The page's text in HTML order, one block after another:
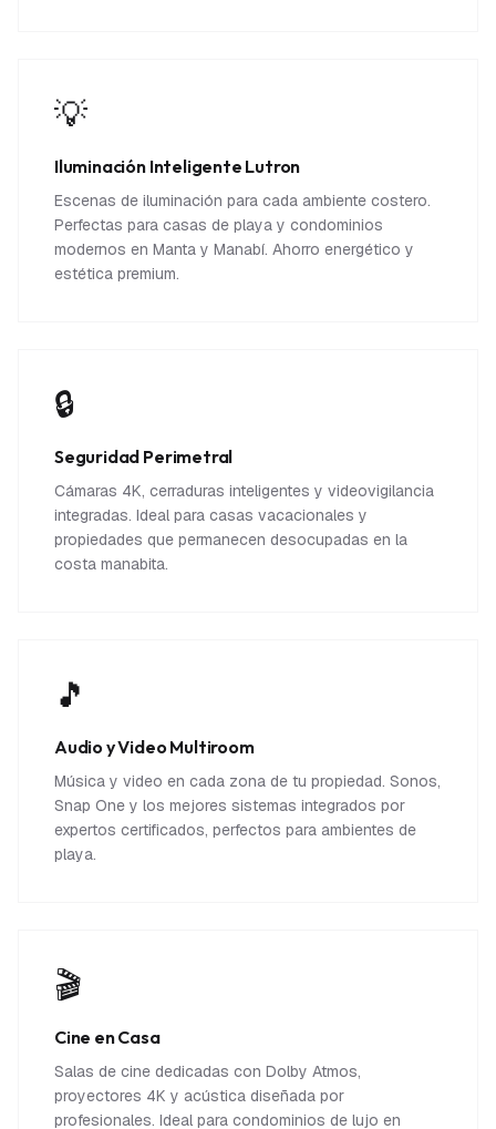
💡
Iluminación Inteligente Lutron
Escenas de iluminación para cada ambiente costero.
Perfectas para casas de playa y condominios
modernos en Manta y Manabí. Ahorro energético y
estética premium.
🔒
Seguridad Perimetral
Cámaras 4K, cerraduras inteligentes y videovigilancia
integradas. Ideal para casas vacacionales y
propiedades que permanecen desocupadas en la
costa manabita.
🎵
Audio y Video Multiroom
Música y video en cada zona de tu propiedad. Sonos,
Snap One y los mejores sistemas integrados por
expertos certificados, perfectos para ambientes de
playa.
🎬
Cine en Casa
Salas de cine dedicadas con Dolby Atmos,
proyectores 4K y acústica diseñada por
profesionales. Ideal para condominios de lujo en